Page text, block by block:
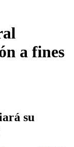
a fines
su